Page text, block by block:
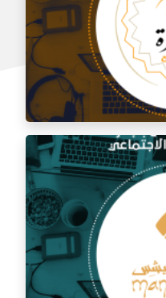
الشامي الأصيل
السفرة الذهبية